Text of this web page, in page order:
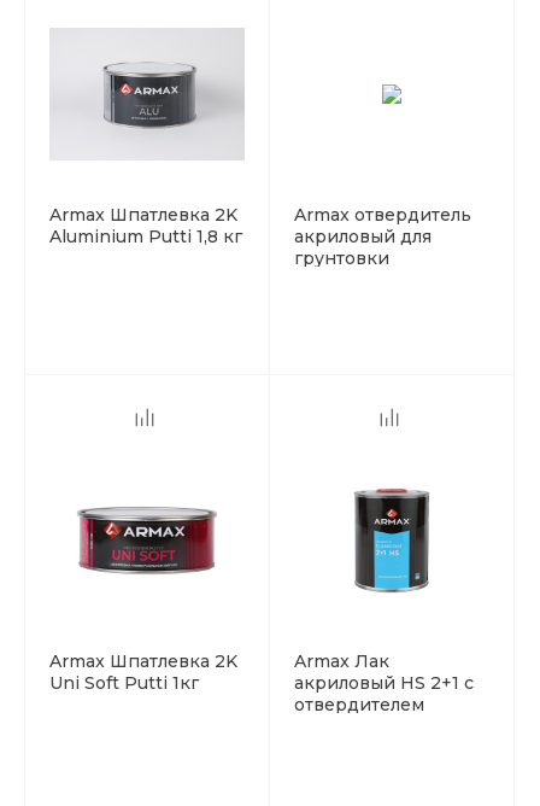
Armax Шпатлевка 2K
Aluminium Putti 1,8 кг
Armax отвердитель
акриловый для
грунтовки
Armax Шпатлевка 2K
Uni Soft Putti 1кг
Armax Лак
акриловый HS 2+1 с
отвердителем